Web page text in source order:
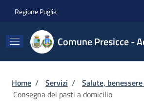
Regione Puglia
Comune Presicce -
Briciole di pane
Home / Servizi / Salute,
Consegna dei pasti a domicilio